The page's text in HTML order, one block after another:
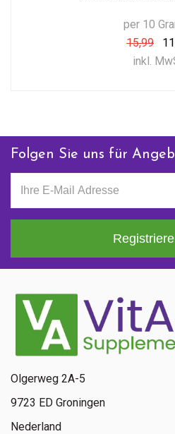
per 10
15,99
inkl.
Folgen Sie uns für
Olgerweg 2A-5
9723 ED Groningen
Nederland